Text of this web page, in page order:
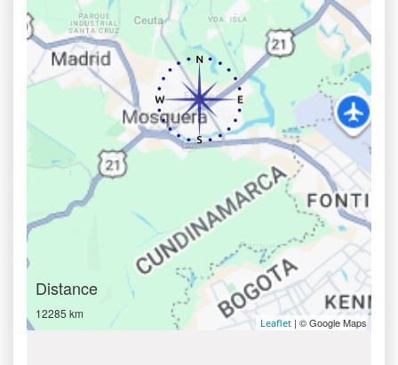
Distance
12285 km
Leaflet | © Google Maps